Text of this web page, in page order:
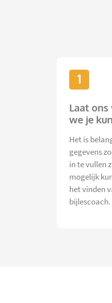
1
Laat
we je
Het is
gegevens
in te vullen
mogelijk
het vinden
bijlescoach.